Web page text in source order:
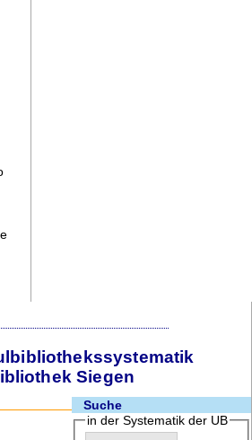
Siegen
Suche
in der Systematik der UB